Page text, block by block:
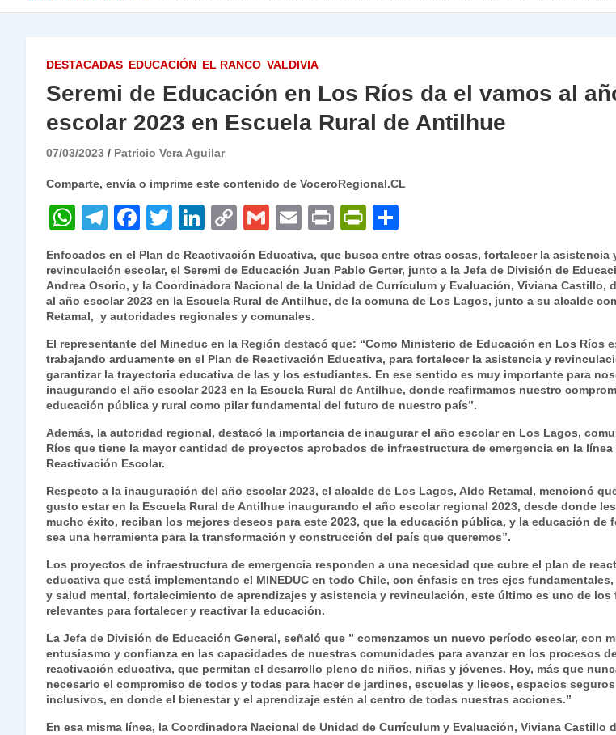
DESTACADAS EDUCACIÓN EL RANCO VALDIVIA
Seremi de Educación en Los Ríos da el vamos al
escolar 2023 en Escuela Rural de Antilhue
07/03/2023 Patricio Vera Aguilar
Comparte, envía o imprime este contenido de VoceroRegional.CL
W
h
at
s
A
p
p
T
e
gr
a
m
F
a
c
e
b
o
o
k
T
w
itt
er
Li
n
k
e
dI
n
C
o
p
y
Li
n
k
G
m
ai
l
E
ai
l
P
ri
nt
P
nt
Fr
n
dl
y
m
p
tir
Enfocados en el Plan de Reactivación Educativa, que busca entre otras cosas, fortalecer la asistencia
revinculación escolar, el Seremi de Educación Juan Pablo Gerter, junto a la Jefa de División de
Andrea Osorio, y la Coordinadora Nacional de la Unidad de Currículum y Evaluación, Viviana Castillo,
al año escolar 2023 en la Escuela Rural de Antilhue, de la comuna de Los Lagos, junto a su alcalde
Retamal, y autoridades regionales y comunales.
El representante del Mineduc en la Región destacó que: “Como Ministerio de Educación en Los Ríos
trabajando arduamente en el Plan de Reactivación Educativa, para fortalecer la asistencia y
garantizar la trayectoria educativa de las y los estudiantes. En ese sentido es muy importante para
inaugurando el año escolar 2023 en la Escuela Rural de Antilhue, donde reafirmamos nuestro
educación pública y rural como pilar fundamental del futuro de nuestro país”.
Además, la autoridad regional, destacó la importancia de inaugurar el año escolar en Los Lagos,
Ríos que tiene la mayor cantidad de proyectos aprobados de infraestructura de emergencia en la línea
Reactivación Escolar.
Respecto a la inauguración del año escolar 2023, el alcalde de Los Lagos, Aldo Retamal, mencionó
gusto estar en la Escuela Rural de Antilhue inaugurando el año escolar regional 2023, desde donde
mucho éxito, reciban los mejores deseos para este 2023, que la educación pública, y la educación de
sea una herramienta para la transformación y construcción del país que queremos”.
Los proyectos de infraestructura de emergencia responden a una necesidad que cubre el plan de
educativa que está implementando el MINEDUC en todo Chile, con énfasis en tres ejes
y salud mental, fortalecimiento de aprendizajes y asistencia y revinculación, este último es uno de los
relevantes para fortalecer y reactivar la educación.
La Jefa de División de Educación General, señaló que ” comenzamos un nuevo período escolar, con
entusiasmo y confianza en las capacidades de nuestras comunidades para avanzar en los procesos
reactivación educativa, que permitan el desarrollo pleno de niños, niñas y jóvenes. Hoy, más que
necesario el compromiso de todos y todas para hacer de jardines, escuelas y liceos, espacios
inclusivos, en donde el bienestar y el aprendizaje estén al centro de todas nuestras acciones.”
En esa misma línea, la Coordinadora Nacional de Unidad de Currículum y Evaluación, Viviana Castillo